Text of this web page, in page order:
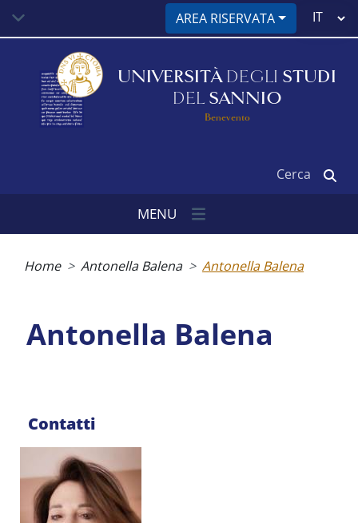
contenuto
AREA RISERVATA
Select
UNIVERSITÀ DEGLI STUDI
DEL SANNIO
Benevento
MENU
Home Antonella Balena Antonella Balena
Antonella Balena
Contatti